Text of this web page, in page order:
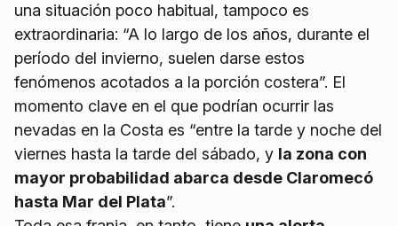
una situación poco habitual, tampoco es
extraordinaria: “A lo largo de los años, durante el
período del invierno, suelen darse estos
fenómenos acotados a la porción costera”. El
momento clave en el que podrían ocurrir las
nevadas en la Costa es “entre la tarde y noche del
viernes hasta la tarde del sábado, y la zona con
mayor probabilidad abarca desde Claromecó
hasta Mar del Plata”.